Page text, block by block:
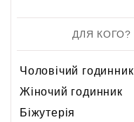
ДЛЯ КОГО?
Чоловічий годинник
Жіночий годинник
Біжутерія